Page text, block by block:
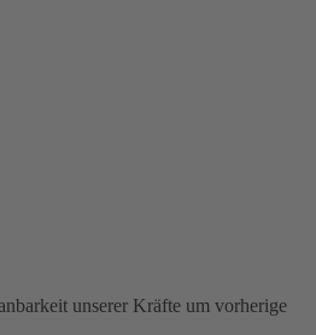
unserer Kräfte um vorherige